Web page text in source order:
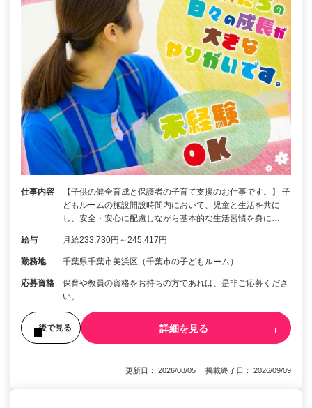
仕事内容
【子供の健全育成と保護者の子育て支援のお仕事です。】 子
どもルームの施設開設時間内において、児童と生活を共に
し、安全・安心に配慮しながら基本的な生活習慣を身に…
給与 月給233,730円～245,417円
勤務地 千葉県千葉市美浜区（千葉市の子どもルーム）
応募資格
保育や教員の資格をお持ちの方であれば、是非ご応募くださ
い。
後で見る 詳細を見る
更新日： 2026/08/05 掲載終了日： 2026/09/09